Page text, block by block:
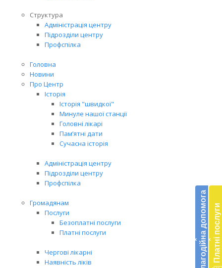
Структура
Адміністрація центру
Підрозділи центру
Профспілка
Головна
Новини
Про Центр
Історія
Історія "швидкої"
Минуле нашої станції
Головні лікарі
Пам’ятні дати
Сучасна історія
Адміністрація центру
Підрозділи центру
Профспілка
Громадянам
Послуги
Безоплатні послуги
Платні послуги
Чергові лікарні
Наявність ліків
‹ Благодійна допомога ‹ Платні послуги